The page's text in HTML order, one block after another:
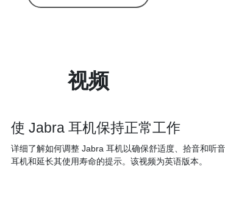
视频
使 Jabra 耳机保持正常工作
详细了解如何调整 Jabra 耳机以确保舒适度、拾音和听
耳机和延长其使用寿命的提示。该视频为英语版本。